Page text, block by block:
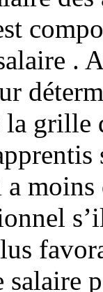
.
grille
moins
salaire